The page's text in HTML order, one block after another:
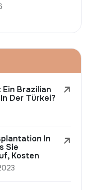
Brazilian
Der Türkei?
In
Sie
Kosten